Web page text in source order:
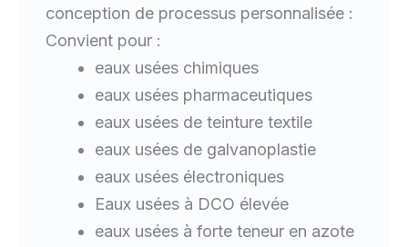
conception de processus personnalisée :
Convient pour :
eaux usées chimiques
eaux usées pharmaceutiques
eaux usées de teinture textile
eaux usées de galvanoplastie
eaux usées électroniques
Eaux usées à DCO élevée
eaux usées à forte teneur en azote